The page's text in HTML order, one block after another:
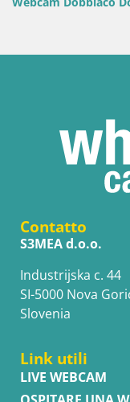
Contatto
S3MEA d.o.o.
Industrijska c. 44
SI-5000 Nova
Slovenia
Link utili
LIVE WEBCAM